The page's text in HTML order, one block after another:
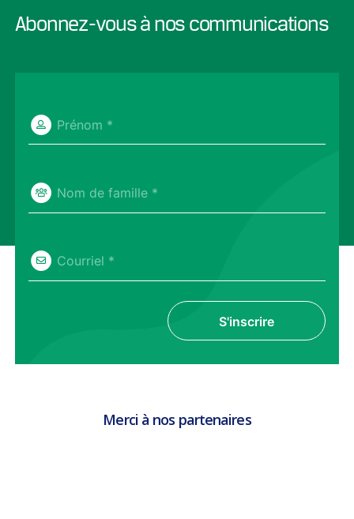
Abonnez-vous à nos communications
Prénom *
Nom de famille *
Courriel *
S'inscrire
Merci à nos partenaires